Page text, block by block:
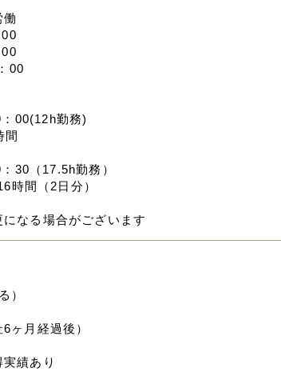
働
00
00(12h勤務)
間
30（17.5h勤務）
間（2日分）
なる場合がございます
）
ヶ月経過後）
績あり